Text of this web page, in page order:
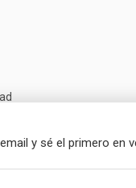
y sé el primero en